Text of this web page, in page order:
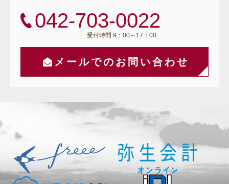
042-703-0022
受付時間 9：00～17：00
メールでのお問い合わせ